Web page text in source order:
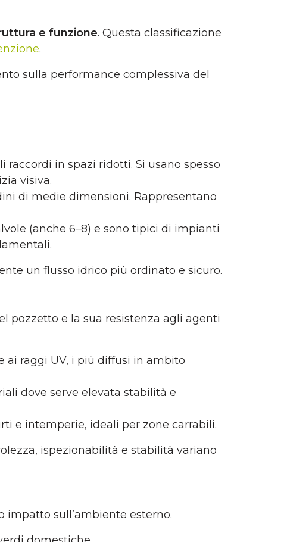
e funzione. Questa classificazione
.
sulla performance complessiva del
in spazi ridotti. Si usano spesso
visiva.
di medie dimensioni. Rappresentano
(anche 6–8) e sono tipici di impianti
un flusso idrico più ordinato e sicuro.
pozzetto e la sua resistenza agli agenti
ai raggi UV, i più diffusi in ambito
dove serve elevata stabilità e
e intemperie, ideali per zone carrabili.
ispezionabilità e stabilità variano
sull’ambiente esterno.